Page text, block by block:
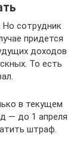
сотрудник
придется
доходов
То есть
в текущем
— до 1 апреля
штраф.